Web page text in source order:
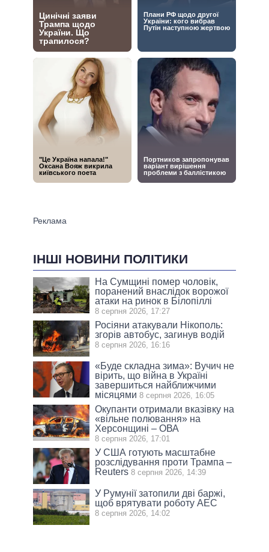
ІНШІ НОВИНИ ПОЛІТИКИ
На Сумщині помер чоловік,
поранений внаслідок ворожої
атаки на ринок в Білопіллі
8 серпня 2026, 17:27
Росіяни атакували Нікополь:
згорів автобус, загинув водій
8 серпня 2026, 16:16
«Буде складна зима»: Вучич не
вірить, що війна в Україні
завершиться найближчими
місяцями 8 серпня 2026, 16:05
Окупанти отримали вказівку на
«вільне полювання» на
Херсонщині – ОВА
8 серпня 2026, 17:01
У США готують масштабне
розслідування проти Трампа –
Reuters 8 серпня 2026, 14:39
У Румунії затопили дві баржі,
щоб врятувати роботу АЕС
8 серпня 2026, 14:02